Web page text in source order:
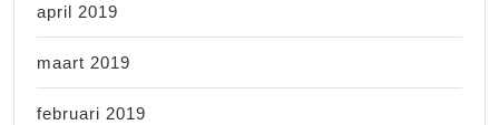
april 2019
maart 2019
februari 2019